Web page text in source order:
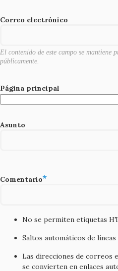
o
Correo electrónico
El contenido de este campo se mantiene
públicamente.
Página principal
Asunto
Comentario
No se permiten etiquetas
Saltos automáticos de
Las direcciones de correos
se convierten en enlaces